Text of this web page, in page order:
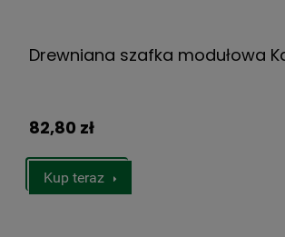
Drewniana szafka modułowa
82,80 zł
Kup teraz